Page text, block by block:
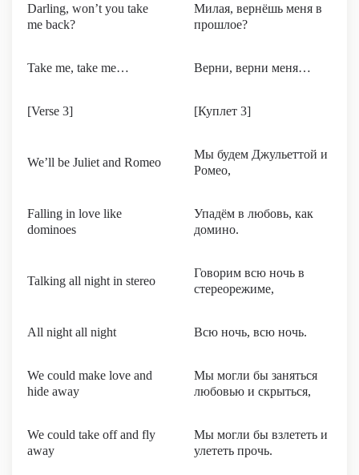
Darling, won’t you take
me back?
Милая, вернёшь меня в
прошлое?
Take me, take me… Верни, верни меня…
[Verse 3] [Куплет 3]
We’ll be Juliet and Romeo
Мы будем Джульеттой и
Ромео,
Falling in love like
dominoes
Упадём в любовь, как
домино.
Talking all night in stereo
Говорим всю ночь в
стереорежиме,
All night all night Всю ночь, всю ночь.
We could make love and
hide away
Мы могли бы заняться
любовью и скрыться,
We could take off and fly
away
Мы могли бы взлететь и
улететь прочь.